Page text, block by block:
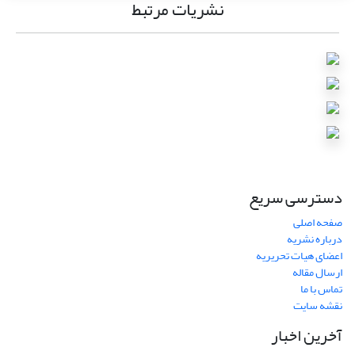
نشریات مرتبط
دسترسی سریع
صفحه اصلی
درباره نشریه
اعضای هیات تحریریه
ارسال مقاله
تماس با ما
نقشه سایت
آخرین اخبار